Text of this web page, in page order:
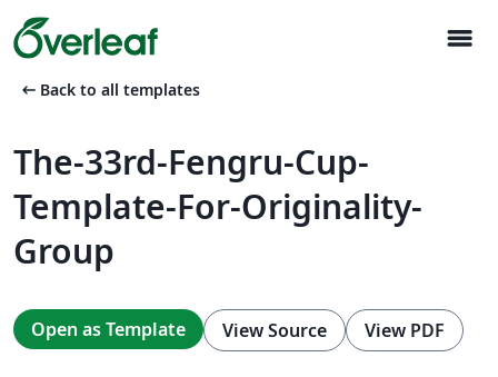
menu
arrow_left_alt Back to all templates
The-33rd-Fengru-Cup-
Template-For-Originality-
Group
Open as Template View Source View PDF